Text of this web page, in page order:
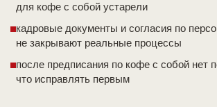
для кофе с собой устарели
кадровые документы и согласия по
не закрывают реальные процессы
после предписания по кофе с собой нет
что исправлять первым